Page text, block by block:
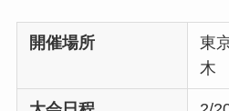
開催場所
東
木